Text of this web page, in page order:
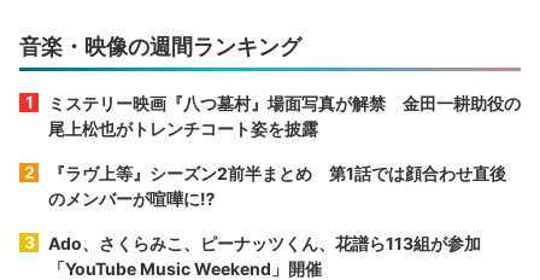
音楽・映像の週間ランキング
ミステリー映画『八つ墓村』場面写真が解禁 金田一耕助役の
尾上松也がトレンチコート姿を披露
『ラヴ上等』シーズン2前半まとめ 第1話では顔合わせ直後
のメンバーが喧嘩に⁉︎
Ado、さくらみこ、ピーナッツくん、花譜ら113組が参加
「YouTube Music Weekend」開催